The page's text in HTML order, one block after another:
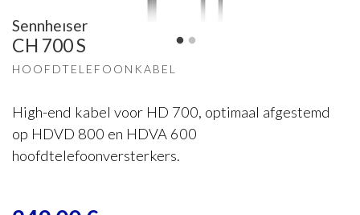
Sennheiser
CH 700 S
HOOFDTELEFOONKABEL
High-end kabel voor HD 700, optimaal afgestemd
op HDVD 800 en HDVA 600
hoofdtelefoonversterkers.